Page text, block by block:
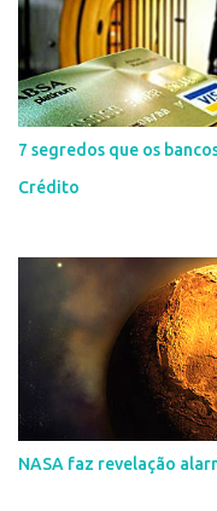
7 segredos que os
Crédito
NASA faz revelação